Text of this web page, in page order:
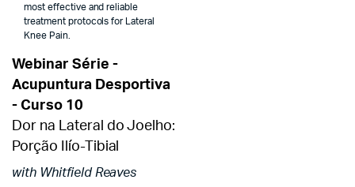
most effective and reliable
treatment protocols for Lateral
Knee Pain.
Webinar Série -
Acupuntura Desportiva
- Curso 10
Dor na Lateral do Joelho:
Porção Ilío-Tibial
with Whitfield Reaves